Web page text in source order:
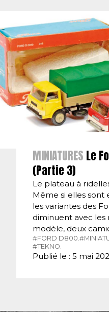
MINIATURES Le
(Partie 3)
Le plateau à
Même si elles
les variantes des
diminuent avec les
modèle, deux
#FORD D800.
#TEKNO.
Publié le : 5 mai